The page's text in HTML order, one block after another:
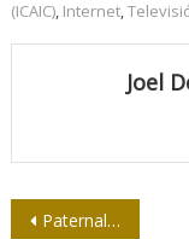
(ICAIC), Internet,
Joel
Paternalismo y socialismo, dúo anómalo